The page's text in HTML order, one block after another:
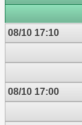
08/10 17:10
08/10 17:00